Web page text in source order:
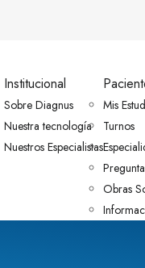
Institucional
Sobre Diagnus
Nuestra tecnología
Nuestros Especialistas
Mis
Turnos
Obras